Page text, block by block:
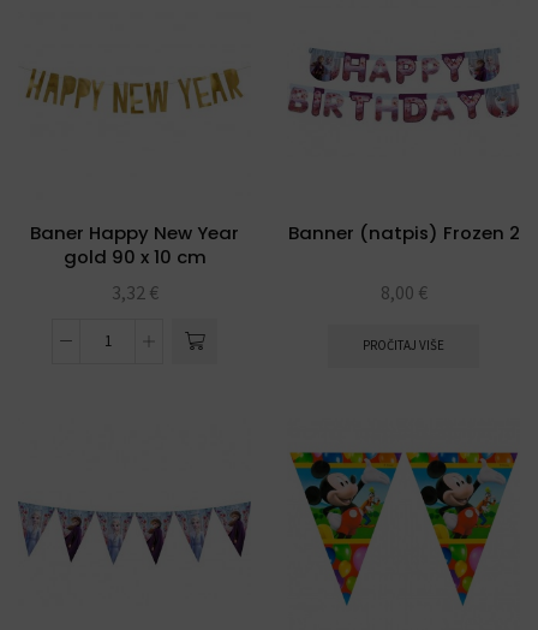
Baner Happy New Year
gold 90 x 10 cm
3,32 €
Banner (natpis) Frozen 2
8,00 €
PROČITAJ VIŠE